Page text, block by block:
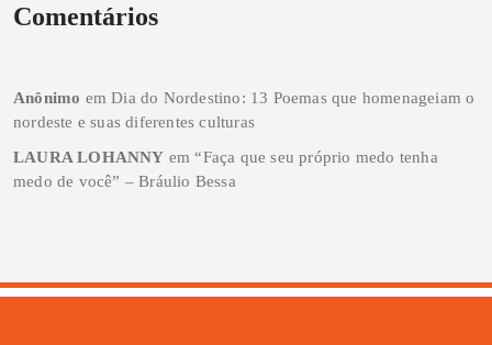
Comentários
Anônimo emDia do Nordestino: 13 Poemas que homenageiam o
nordeste e suas diferentes culturas
LAURA LOHANNY em“Faça que seu próprio medo tenha
medo de você” – Bráulio Bessa